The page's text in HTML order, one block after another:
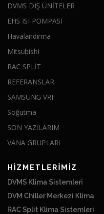
DVMS DIŞ ÜNİTELER
EHS ISI POMPASI
Havalandırma
Mitsubishi
RAC SPLİT
REFERANSLAR
SAMSUNG VRF
Soğutma
SON YAZILARIM
VANA GRUPLARI
HİZMETLERİMİZ
DVMS Klima Sistemleri
DVM Chiller Merkezi Klima
RAC Split Klima Sistemleri